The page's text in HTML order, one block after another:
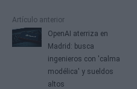
Artículo anterior
OpenAI aterriza en
Madrid: busca
ingenieros con 'calma
modélica' y sueldos
altos